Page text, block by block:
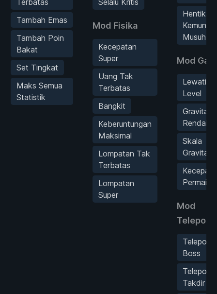
Tambah Emas
Tambah Poin
Bakat
Set Tingkat
Maks Semua
Statistik
Mod Fisika
Kecepatan
Super
Uang Tak
Terbatas
Bangkit
Keberuntungan
Maksimal
Lompatan Tak
Terbatas
Lompatan
Super
Hentikan
Musuh
Mod
Lewati
Level
Gravitasi
Rendah
Skala
Gravitasi
Mod
Teleport
Boss
Teleport
Takdir